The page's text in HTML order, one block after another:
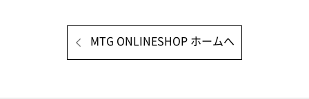
MTG ONLINESHOP ホームへ